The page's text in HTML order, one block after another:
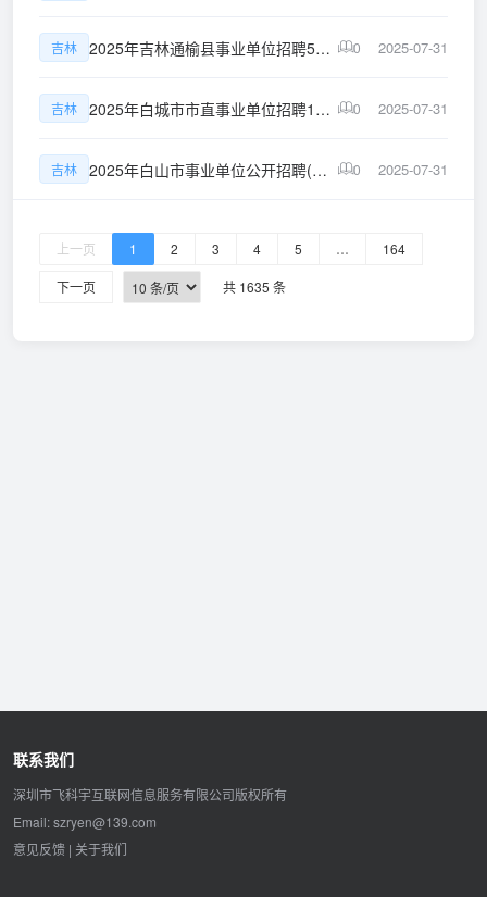
吉林 2025年吉林通榆县事业单位招聘5人公告(2)号 0 2025-07-31
吉林 2025年白城市市直事业单位招聘199人(含专项招聘高校毕业生)公告(3号) 0 2025-07-31
吉林 2025年白山市事业单位公开招聘(含专项招聘高校毕业生)397人公告 0 2025-07-31
上一页 1 2 3 4 5 … 164
下一页 共 1635 条
联系我们
深圳市飞科宇互联网信息服务有限公司版权所有
Email: szryen@139.com
意见反馈 | 关于我们